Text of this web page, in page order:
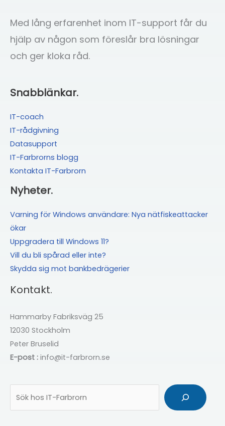
Med lång erfarenhet inom IT-support får du
hjälp av någon som föreslår bra lösningar
och ger kloka råd.
Snabblänkar.
IT-coach
IT-rådgivning
Datasupport
IT-Farbrorns blogg
Kontakta IT-Farbrorn
Nyheter.
Varning för Windows användare: Nya nätfiskeattacker
ökar
Uppgradera till Windows 11?
Vill du bli spårad eller inte?
Skydda sig mot bankbedrägerier
Kontakt.
Hammarby Fabriksväg 25
12030 Stockholm
Peter Bruselid
E-post : info@it-farbrorn.se